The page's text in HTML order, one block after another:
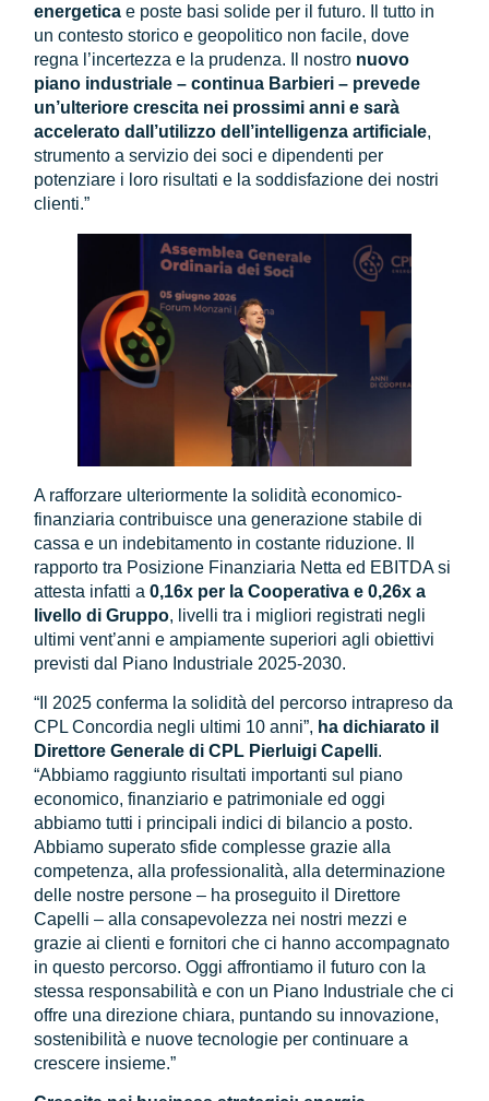
energetica e poste basi solide per il futuro. Il tutto in
un contesto storico e geopolitico non facile, dove
regna l’incertezza e la prudenza. Il nostro nuovo
piano industriale – continua Barbieri – prevede
un’ulteriore crescita nei prossimi anni e sarà
accelerato dall’utilizzo dell’intelligenza artificiale,
strumento a servizio dei soci e dipendenti per
potenziare i loro risultati e la soddisfazione dei nostri
clienti.”
A rafforzare ulteriormente la solidità economico-
finanziaria contribuisce una generazione stabile di
cassa e un indebitamento in costante riduzione. Il
rapporto tra Posizione Finanziaria Netta ed EBITDA si
attesta infatti a0,16x per la Cooperativa e 0,26x a
livello di Gruppo, livelli tra i migliori registrati negli
ultimi vent’anni e ampiamente superiori agli obiettivi
previsti dal Piano Industriale 2025-2030.
“Il 2025 conferma la solidità del percorso intrapreso da
CPL Concordia negli ultimi 10 anni”, ha dichiarato il
Direttore Generale di CPL Pierluigi Capelli.
“Abbiamo raggiunto risultati importanti sul piano
economico, finanziario e patrimoniale ed oggi
abbiamo tutti i principali indici di bilancio a posto.
Abbiamo superato sfide complesse grazie alla
competenza, alla professionalità, alla determinazione
delle nostre persone – ha proseguito il Direttore
Capelli – alla consapevolezza nei nostri mezzi e
grazie ai clienti e fornitori che ci hanno accompagnato
in questo percorso. Oggi affrontiamo il futuro con la
stessa responsabilità e con un Piano Industriale che ci
offre una direzione chiara, puntando su innovazione,
sostenibilità e nuove tecnologie per continuare a
crescere insieme.”